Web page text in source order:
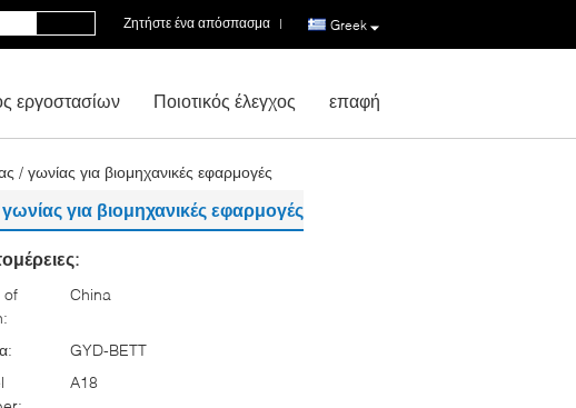
Greek
Ζητήστε ένα απόσπασμα |
εργοστασίων Ποιοτικός έλεγχος επαφή
/ γωνίας για βιομηχανικές εφαρμογές
για βιομηχανικές εφαρμογές
of
China
GYD-BETT
A18